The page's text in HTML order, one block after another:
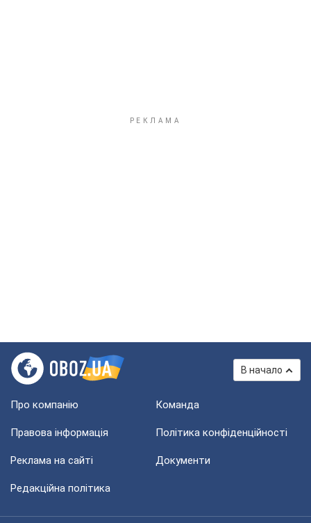
В начало
Про компанію Команда
Правова інформація Політика конфіденційності
Реклама на сайті Документи
Редакційна політика